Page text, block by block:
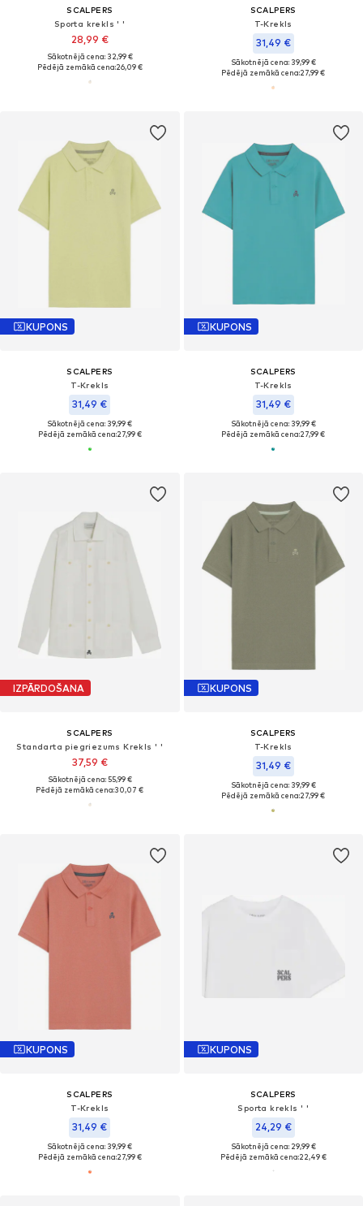
SCALPERS
Sporta krekls ' '
28,99 €
Sākotnējā cena: 32,99 €
Pēdējā zemākā cena:26,09 €
SCALPERS
T-Krekls
31,49 €
Sākotnējā cena: 39,99 €
Pēdējā zemākā cena:27,99 €
KUPONS
SCALPERS
T-Krekls
31,49 €
Sākotnējā cena: 39,99 €
Pēdējā zemākā cena:27,99 €
KUPONS
SCALPERS
T-Krekls
31,49 €
Sākotnējā cena: 39,99 €
Pēdējā zemākā cena:27,99 €
IZPĀRDOŠANA
SCALPERS
Standarta piegriezums Krekls ' '
37,59 €
Sākotnējā cena: 55,99 €
Pēdējā zemākā cena:30,07 €
KUPONS
SCALPERS
T-Krekls
31,49 €
Sākotnējā cena: 39,99 €
Pēdējā zemākā cena:27,99 €
KUPONS
SCALPERS
T-Krekls
31,49 €
Sākotnējā cena: 39,99 €
Pēdējā zemākā cena:27,99 €
KUPONS
SCALPERS
Sporta krekls ' '
24,29 €
Sākotnējā cena: 29,99 €
Pēdējā zemākā cena:22,49 €